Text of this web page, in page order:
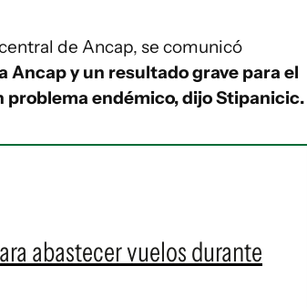
de Ancap, se comunicó
Ancap y un resultado grave para el
endémico, dijo Stipanicic.
abastecer vuelos durante